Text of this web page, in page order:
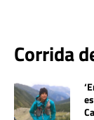
Corrida